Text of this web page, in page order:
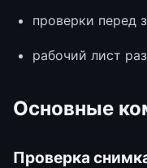
проверки перед
рабочий лист
Основные
Проверка